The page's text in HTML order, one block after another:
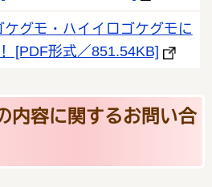
グモ・ハイイロゴケグモに
[PDF形式／851.54KB]
内容に関するお問い合